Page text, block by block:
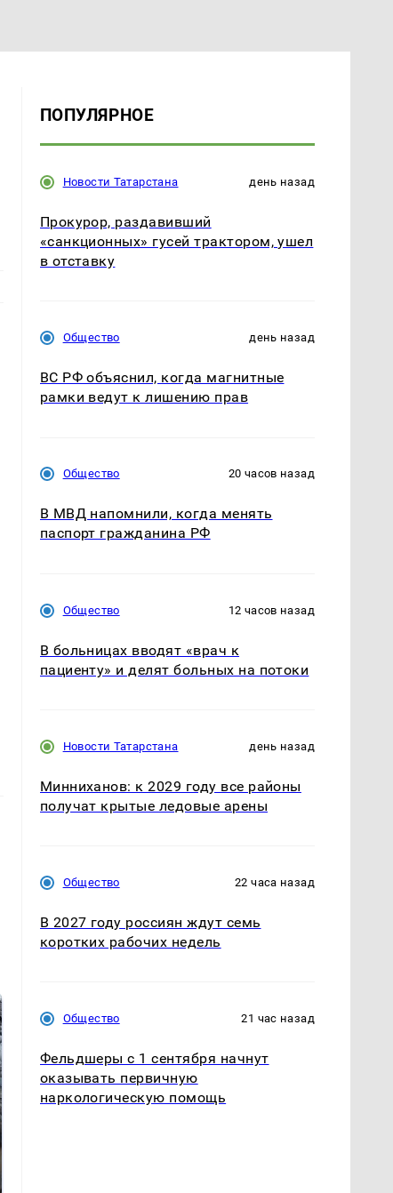
ПОПУЛЯРНОЕ
Новости Татарстана день назад
Прокурор, раздавивший
«санкционных» гусей трактором, ушел
в отставку
Общество день назад
ВС РФ объяснил, когда магнитные
рамки ведут к лишению прав
Общество 20 часов назад
В МВД напомнили, когда менять
паспорт гражданина РФ
Общество 12 часов назад
В больницах вводят «врач к
пациенту» и делят больных на потоки
Новости Татарстана день назад
Минниханов: к 2029 году все районы
получат крытые ледовые арены
Общество 22 часа назад
В 2027 году россиян ждут семь
коротких рабочих недель
Общество 21 час назад
Фельдшеры с 1 сентября начнут
оказывать первичную
наркологическую помощь